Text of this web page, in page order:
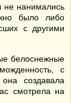
не нанимались
было либо
с другими
белоснежные
с
создавала
смотрела на